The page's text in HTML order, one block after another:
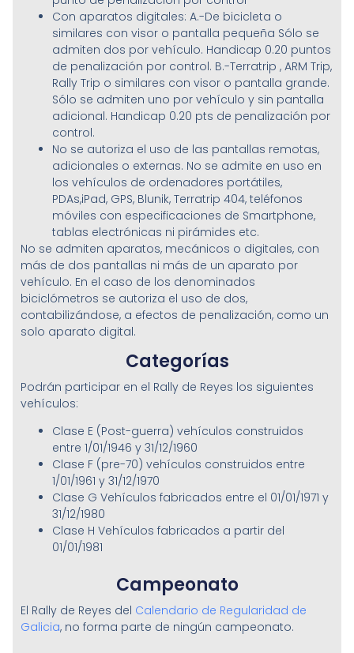
Con aparatos digitales: A.-De bicicleta o
similares con visor o pantalla pequeña Sólo se
admiten dos por vehículo. Handicap 0.20 puntos
de penalización por control. B.-Terratrip , ARM Trip,
Rally Trip o similares con visor o pantalla grande.
Sólo se admiten uno por vehículo y sin pantalla
adicional. Handicap 0.20 pts de penalización por
control.
No se autoriza el uso de las pantallas remotas,
adicionales o externas. No se admite en uso en
los vehículos de ordenadores portátiles,
PDAs,iPad, GPS, Blunik, Terratrip 404, teléfonos
móviles con especificaciones de Smartphone,
tablas electrónicas ni pirámides etc.
No se admiten aparatos, mecánicos o digitales, con
más de dos pantallas ni más de un aparato por
vehículo. En el caso de los denominados
biciclómetros se autoriza el uso de dos,
contabilizándose, a efectos de penalización, como un
solo aparato digital.
Categorías
Podrán participar en el Rally de Reyes los siguientes
vehículos:
Clase E (Post-guerra) vehículos construidos
entre 1/01/1946 y 31/12/1960
Clase F (pre-70) vehículos construidos entre
1/01/1961 y 31/12/1970
Clase G Vehículos fabricados entre el 01/01/1971 y
31/12/1980
Clase H Vehículos fabricados a partir del
01/01/1981
Campeonato
El Rally de Reyes del Calendario de Regularidad de
Galicia, no forma parte de ningún campeonato.